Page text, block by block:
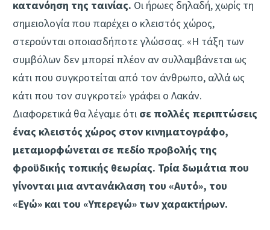
κατανόηση της ταινίας. Οι ήρωες δηλαδή, χωρίς τη
σημειολογία που παρέχει ο κλειστός χώρος,
στερούνται οποιασδήποτε γλώσσας. «Η τάξη των
συμβόλων δεν μπορεί πλέον αν συλλαμβάνεται ως
κάτι που συγκροτείται από τον άνθρωπο, αλλά ως
κάτι που τον συγκροτεί» γράφει ο Λακάν.
Διαφορετικά θα λέγαμε ότι σε πολλές περιπτώσεις
ένας κλειστός χώρος στον κινηματογράφο,
μεταμορφώνεται σε πεδίο προβολής της
φροϋδικής τοπικής θεωρίας. Τρία δωμάτια που
γίνονται μια αντανάκλαση του «Αυτό», του
«Εγώ» και του «Υπερεγώ» των χαρακτήρων.